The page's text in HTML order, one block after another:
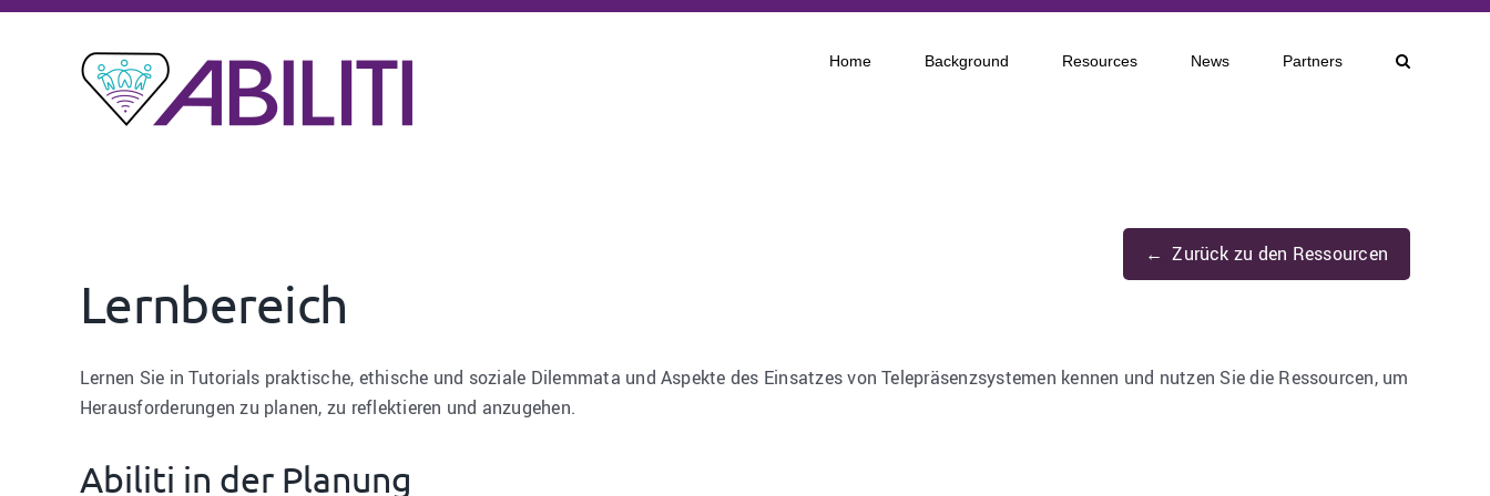
Home Background Resources News Partners
Zurück zu den Ressourcen
Lernbereich
Lernen Sie in Tutorials praktische, ethische und soziale Dilemmata und Aspekte des Einsatzes von Telepräsenzsystemen kennen und nutzen Sie die Ressourcen, um
Herausforderungen zu planen, zu reflektieren und anzugehen.
Abiliti in der Planung